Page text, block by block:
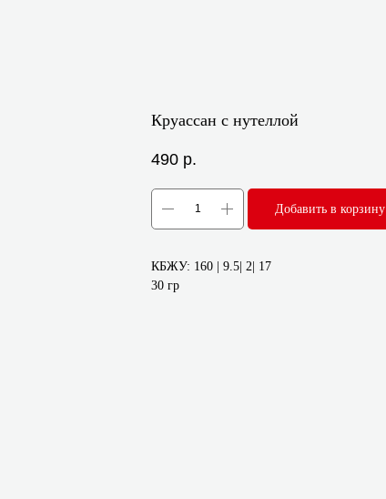
Круассан с нутеллой
490 р.
Добавить в корзину
КБЖУ: 160 | 9.5| 2| 17
30 гр